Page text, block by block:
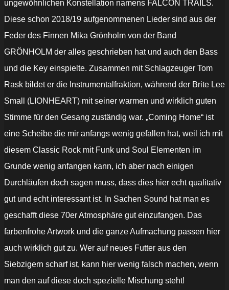
ungewöhnlichen Konstellation namens FALCON TRAILS.
Diese schon 2018/19 aufgenommenen Lieder sind aus der
Feder des Finnen Mika Grönholm von der Band
GRÖNHOLM der alles geschrieben hat und auch den Bass
und die Key einspielte. Zusammen mit Schlagzeuger Tom
Rask bildet er die Instrumentalfraktion, während der Brite Lee
Small (LIONHEART) mit seiner warmen und wirklich guten
Stimme für den Gesang zuständig war. „Coming Home“ ist
eine Scheibe die mir anfangs wenig gefallen hat, weil ich mit
diesem Classic Rock mit Funk und Soul Elementen im
Grunde wenig anfangen kann, ich aber nach einigen
Durchläufen doch sagen muss, dass dies hier echt qualitativ
gut und echt interessant ist. In Sachen Sound hat man es
geschafft diese 70er Atmosphäre gut einzufangen. Das
farbenfrohe Artwork und die ganze Aufmachung passen hier
auch wirklich gut zu. Wer auf neues Futter aus den
Siebzigern scharf ist, kann hier wenig falsch machen, wenn
man den auf diese doch spezielle Mischung steht!